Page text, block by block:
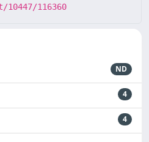
116360
ND
4
4